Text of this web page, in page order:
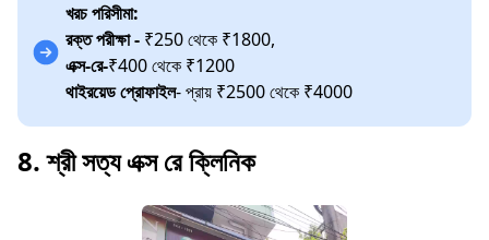
খরচ পরিসীমা:
রক্ত পরীক্ষা - ₹250 থেকে ₹1800,
এক্স-রে-₹400 থেকে ₹1200
থাইরয়েড প্রোফাইল- প্রায় ₹2500 থেকে ₹4000
8. শ্রী সত্য এক্স রে ক্লিনিক